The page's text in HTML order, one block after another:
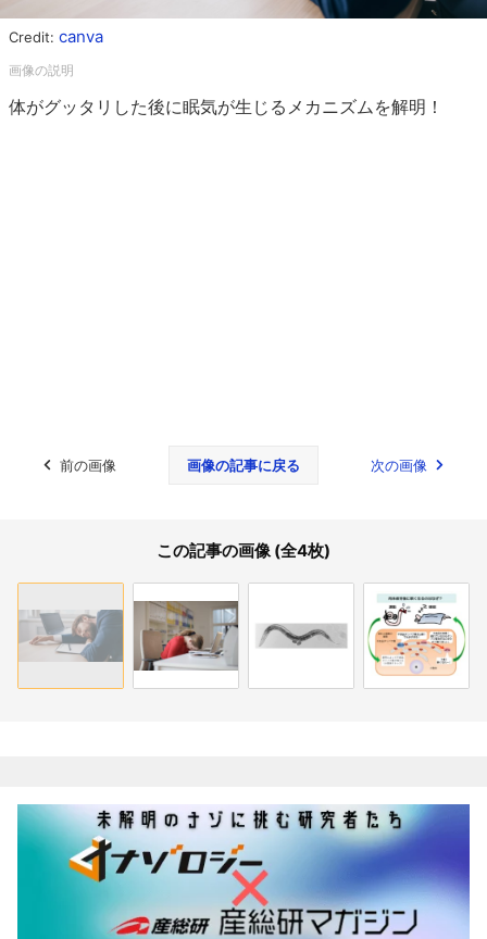
Credit: canva
体がグッタリした後に眠気が生じるメカニズムを解明！
前の画像 画像の記事に戻る 次の画像
この記事の画像 (全4枚)